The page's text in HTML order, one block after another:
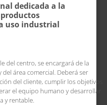
dedicada a la
uso industrial
del centro, se encargará de la
área comercial. Deberá ser
del cliente, cumplir los objetivos
el equipo humano y desarrollar
y rentable.